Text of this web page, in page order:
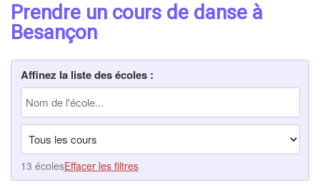
Prendre un cours de danse à
Besançon
Affinez la liste des écoles :
13 écolesEffacer les filtres